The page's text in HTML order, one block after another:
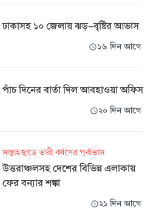
ঢাকাসহ ১০ জেলায় ঝড়-বৃষ্টির আভাস
১৬ দিন আগে
পাঁচ দিনের বার্তা দিল আবহাওয়া অফিস
২০ দিন আগে
সপ্তাহজুড়ে ভারী বর্ষণের পূর্বাভাস
উত্তরাঞ্চলসহ দেশের বিভিন্ন এলাকায়
ফের বন্যার শঙ্কা
২১ দিন আগে